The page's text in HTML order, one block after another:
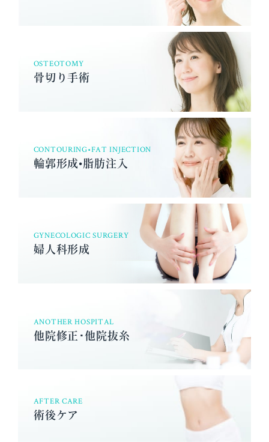
OSTEOTOMY
骨切り手術
CONTOURING•FAT INJECTION
輪郭形成•脂肪注入
GYNECOLOGIC SURGERY
婦人科形成
ANOTHER HOSPITAL
他院修正･他院抜糸
AFTER CARE
術後ケア